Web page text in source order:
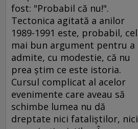
fost: "Probabil că nu!".
Tectonica agitată a anilor
1989-1991 este, probabil, cel
mai bun argument pentru a
admite, cu modestie, că nu
prea ştim ce este istoria.
Cursul complicat al acelor
evenimente care aveau să
schimbe lumea nu dă
dreptate nici fataliştilor, nici